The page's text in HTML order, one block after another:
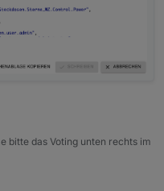
bitte das Voting unten rechts im